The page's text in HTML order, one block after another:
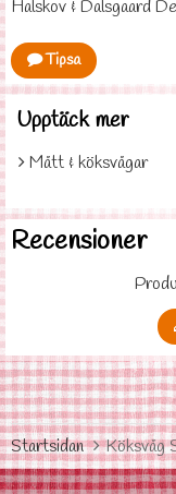
Halskov & Dalsgaard
Tipsa
Upptäck mer
Mått & köksvågar
Recensioner
Startsidan Köksvåg